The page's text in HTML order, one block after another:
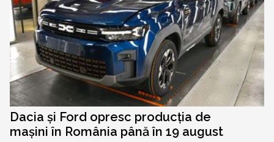
Dacia și Ford opresc producția de
mașini în România până în 19 august